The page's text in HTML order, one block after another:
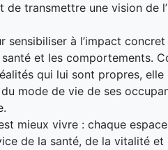
transmettre une vision de
à l’impact concret
et les comportements.
qui lui sont propres,
mode de vie de ses
mieux vivre : chaque
de la santé, de la vitalité